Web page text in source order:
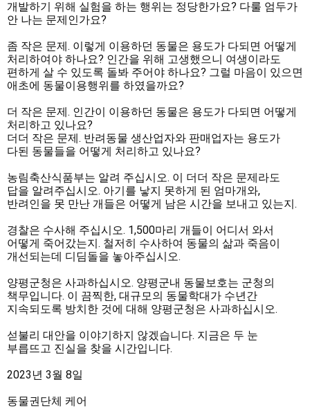
개발하기 위해 실험을 하는 행위는 정당한가요? 다룰 엄두가
안 나는 문제인가요?
좀 작은 문제. 이렇게 이용하던 동물은 용도가 다되면 어떻게
처리하여야 하나요? 인간을 위해 고생했으니 여생이라도
편하게 살 수 있도록 돌봐 주어야 하나요? 그럴 마음이 있으면
애초에 동물이용행위를 하였을까요?
더 작은 문제. 인간이 이용하던 동물은 용도가 다되면 어떻게
처리하고 있나요?
더더 작은 문제. 반려동물 생산업자와 판매업자는 용도가
다된 동물들을 어떻게 처리하고 있나요?
농림축산식품부는 알려 주십시오. 이 더더 작은 문제라도
답을 알려주십시오. 아기를 낳지 못하게 된 엄마개와,
반려인을 못 만난 개들은 어떻게 남은 시간을 보내고 있는지.
경찰은 수사해 주십시오. 1,500마리 개들이 어디서 와서
어떻게 죽어갔는지. 철저히 수사하여 동물의 삶과 죽음이
개선되는데 디딤돌을 놓아주십시오.
양평군청은 사과하십시오. 양평군내 동물보호는 군청의
책무입니다. 이 끔찍한, 대규모의 동물학대가 수년간
지속되도록 방치한 것에 대해 양평군청은 사과하십시오.
섣불리 대안을 이야기하지 않겠습니다. 지금은 두 눈
부릅뜨고 진실을 찾을 시간입니다.
2023년 3월 8일
동물권단체 케어